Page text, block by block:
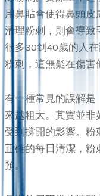
用鼻貼會使得鼻頭
清理粉刺，則會導致
很多30到40歲的人
粉刺，這無疑在傷害
有一種常見的誤解是
來越粗大。其實並
受到撐開的影響。粉
正確的每日清潔，
預。